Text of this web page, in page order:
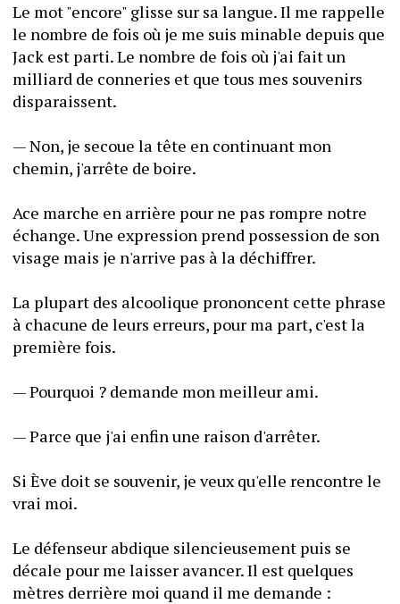
Le mot "encore" glisse sur sa langue. Il me rappelle
le nombre de fois où je me suis minable depuis que
Jack est parti. Le nombre de fois où j'ai fait un
milliard de conneries et que tous mes souvenirs
disparaissent.
— Non, je secoue la tête en continuant mon
chemin, j'arrête de boire.
Ace marche en arrière pour ne pas rompre notre
échange. Une expression prend possession de son
visage mais je n'arrive pas à la déchiffrer.
La plupart des alcoolique prononcent cette phrase
à chacune de leurs erreurs, pour ma part, c'est la
première fois.
— Pourquoi ? demande mon meilleur ami.
— Parce que j'ai enfin une raison d'arrêter.
Si Ève doit se souvenir, je veux qu'elle rencontre le
vrai moi.
Le défenseur abdique silencieusement puis se
décale pour me laisser avancer. Il est quelques
mètres derrière moi quand il me demande :